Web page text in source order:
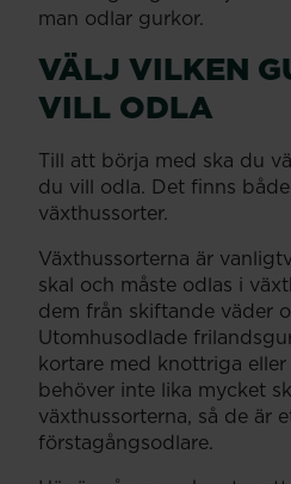
man odlar gurkor.
VÄLJ VILKEN
VILL ODLA
Till att börja med ska du
du vill odla. Det finns
växthussorter.
Växthussorterna är
skal och måste odlas i
dem från skiftande väder
Utomhusodlade
kortare med knottriga
behöver inte lika mycket
växthussorterna, så de är
förstagångsodlare.